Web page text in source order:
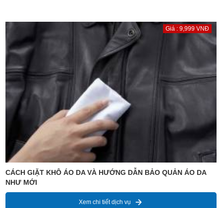
Giá : 9,999 VNĐ
CÁCH GIẶT KHÔ ÁO DA VÀ HƯỚNG DẪN BẢO QUẢN ÁO DA
NHƯ MỚI
Xem chi tiết dịch vụ